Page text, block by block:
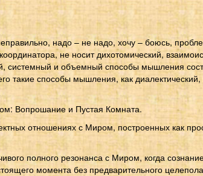
надо – не надо, хочу – боюсь,
не носит дихотомический,
системный и объемный способы мышления
такие способы мышления, как диалектический,
Вопрошание и Пустая Комната.
отношениях с Миром, построенных как
полного резонанса с Миром, когда
момента без предварительного